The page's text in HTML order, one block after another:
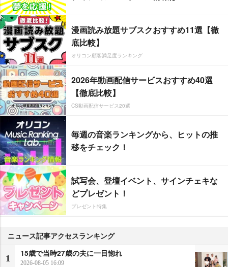
漫画読み放題サブスクおすすめ11選【徹
底比較】
オリコン顧客満足度ランキング
2026年動画配信サービスおすすめ40選
【徹底比較】
CS動画配信サービス20選
毎週の音楽ランキングから、ヒットの推
移をチェック！
試写会、登壇イベント、サインチェキな
どプレゼント！
プレゼント特集
ニュース記事アクセスランキング
1
15歳で当時27歳の夫に一目惚れ
2026-08-05 16:09